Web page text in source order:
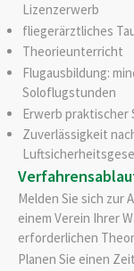
Lizenzerwerb
fliegerärztliches
Theorieunterricht
Flugausbildung:
Soloflugstunden
Erwerb praktischer
Zuverlässigkeit
Melden Sie sich zur
einem Verein Ihrer
erforderlichen
Planen Sie einen